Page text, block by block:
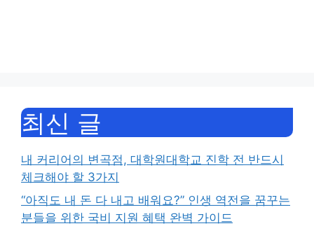
최신 글
내 커리어의 변곡점, 대학원대학교 진학 전 반드시
체크해야 할 3가지
“아직도 내 돈 다 내고 배워요?” 인생 역전을 꿈꾸는
분들을 위한 국비 지원 혜택 완벽 가이드